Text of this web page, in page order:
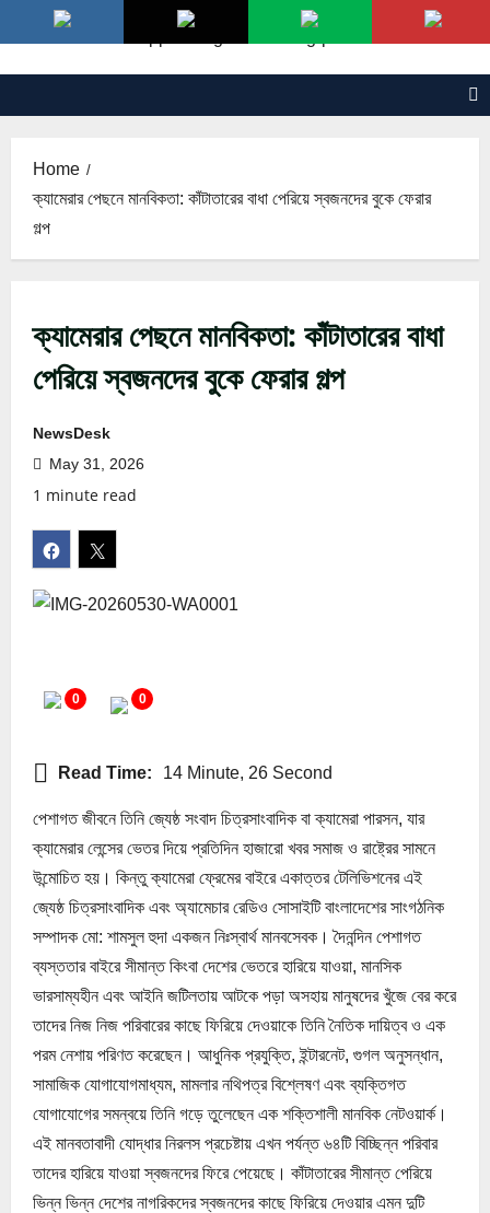
to
content
Home
ক্যামেরার পেছনে মানবিকতা: কাঁটাতারের বাধা পেরিয়ে স্বজনদের বুকে ফেরার
গল্প
ক্যামেরার পেছনে মানবিকতা: কাঁটাতারের বাধা
পেরিয়ে স্বজনদের বুকে ফেরার গল্প
NewsDesk
May 31, 2026
1 minute read
0 0
Read Time: 14 Minute, 26 Second
পেশাগত জীবনে তিনি জ্যেষ্ঠ সংবাদ চিত্রসাংবাদিক বা ক্যামেরা পারসন, যার
ক্যামেরার লেন্সের ভেতর দিয়ে প্রতিদিন হাজারো খবর সমাজ ও রাষ্ট্রের সামনে
উন্মোচিত হয়। কিন্তু ক্যামেরা ফ্রেমের বাইরে একাত্তর টেলিভিশনের এই
জ্যেষ্ঠ চিত্রসাংবাদিক এবং অ্যামেচার রেডিও সোসাইটি বাংলাদেশের সাংগঠনিক
সম্পাদক মো: শামসুল হুদা একজন নিঃস্বার্থ মানবসেবক। দৈনন্দিন পেশাগত
ব্যস্ততার বাইরে সীমান্ত কিংবা দেশের ভেতরে হারিয়ে যাওয়া, মানসিক
ভারসাম্যহীন এবং আইনি জটিলতায় আটকে পড়া অসহায় মানুষদের খুঁজে বের করে
তাদের নিজ নিজ পরিবারের কাছে ফিরিয়ে দেওয়াকে তিনি নৈতিক দায়িত্ব ও এক
পরম নেশায় পরিণত করেছেন। আধুনিক প্রযুক্তি, ইন্টারনেট, গুগল অনুসন্ধান,
সামাজিক যোগাযোগমাধ্যম, মামলার নথিপত্র বিশ্লেষণ এবং ব্যক্তিগত
যোগাযোগের সমন্বয়ে তিনি গড়ে তুলেছেন এক শক্তিশালী মানবিক নেটওয়ার্ক।
এই মানবতাবাদী যোদ্ধার নিরলস প্রচেষ্টায় এখন পর্যন্ত ৬৪টি বিচ্ছিন্ন পরিবার
তাদের হারিয়ে যাওয়া স্বজনদের ফিরে পেয়েছে। কাঁটাতারের সীমান্ত পেরিয়ে
ভিন্ন ভিন্ন দেশের নাগরিকদের স্বজনদের কাছে ফিরিয়ে দেওয়ার এমন দুটি